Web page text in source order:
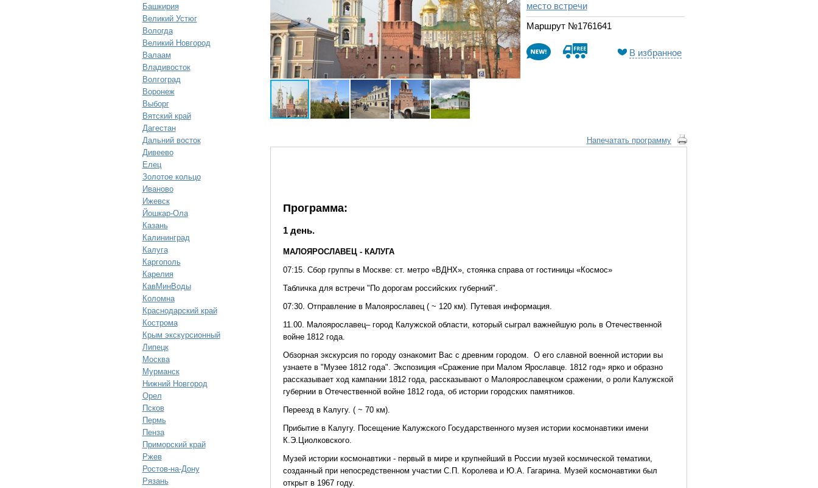
Башкирия
Великий Устюг
Вологда
Великий Новгород
Валаам
Владивосток
Волгоград
Воронеж
Выборг
Вятский край
Дагестан
Дальний восток
Дивеево
Елец
Золотое кольцо
Иваново
Ижевск
Йошкар-Ола
Казань
Калининград
Калуга
Каргополь
Карелия
КавМинВоды
Коломна
Краснодарский край
Кострома
Крым экскурсионный
Липецк
Москва
Мурманск
Нижний Новгород
Орел
Псков
Пермь
Пенза
Приморский край
Ржев
Ростов-на-Дону
Рязань
место встречи
Маршрут №1761641
В избранное
Напечатать программу
Программа:
1 день.
МАЛОЯРОСЛАВЕЦ - КАЛУГА
07:15. Сбор группы в Москве: ст. метро «ВДНХ», стоянка справа от гостиницы «Космос»
Табличка для встречи "По дорогам российских губерний".
07:30. Отправление в Малоярославец ( ~ 120 км). Путевая информация.
11.00. Малоярославец– город Калужской области, который сыграл важнейшую роль в Отечественной
войне 1812 года.
Обзорная экскурсия по городу ознакомит Вас с древним городом. О его славной военной истории вы
узнаете в "Музее 1812 года". Экспозиция «Сражение при Малом Ярославце. 1812 год» ярко и образно
рассказывает ход кампании 1812 года, рассказывают о Малоярославецком сражении, о роли Калужской
губернии в Отечественной войне 1812 года, об истории городских памятников.
Переезд в Калугу. ( ~ 70 км).
Прибытие в Калугу. Посещение Калужского Государственного музея истории космонавтики имени
К.Э.Циолковского.
Музей истории космонавтики - первый в мире и крупнейший в России музей космической тематики,
созданный при непосредственном участии С.П. Королева и Ю.А. Гагарина. Музей космонавтики был
открыт в 1967 году.